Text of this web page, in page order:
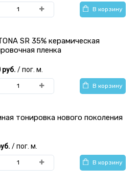
Shadow Guard
Тонировочная пленка
В корзину
SR 35% керамическая
пленка
руб. / пог. м.
В корзину
тонировка нового поколения
/ пог. м.
В корзину